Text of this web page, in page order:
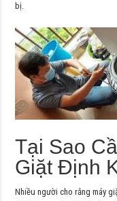
bị.
Tại Sao
Giặt Định
Nhiều người cho rằng máy